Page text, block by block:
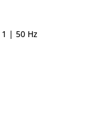
| 50 Hz